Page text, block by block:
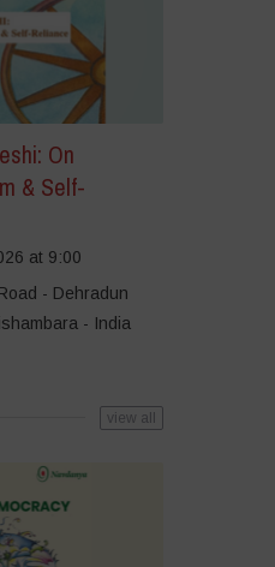
On
& Self-
at 9:00
- Dehradun
- India
view all